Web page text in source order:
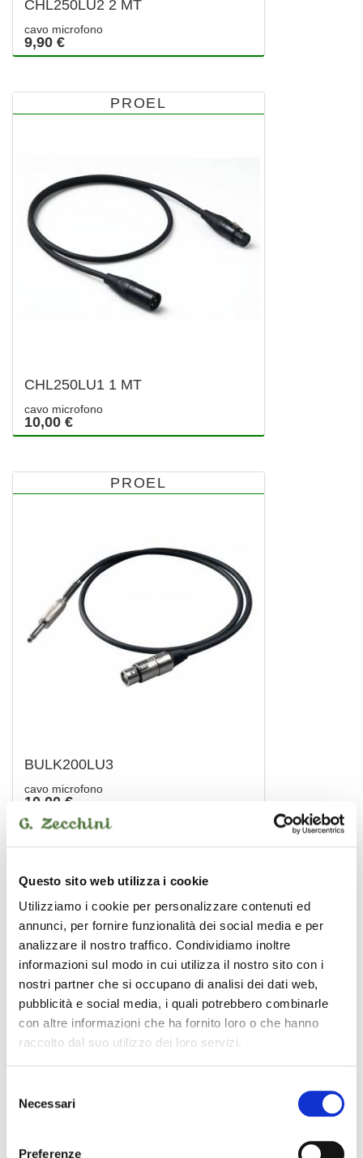
Questo sito web utilizza i cookie
Utilizziamo i cookie per personalizzare contenuti ed
annunci, per fornire funzionalità dei social media e per
analizzare il nostro traffico. Condividiamo inoltre
informazioni sul modo in cui utilizza il nostro sito con i
nostri partner che si occupano di analisi dei dati web,
pubblicità e social media, i quali potrebbero combinarle
con altre informazioni che ha fornito loro o che hanno
raccolto dal suo utilizzo dei loro servizi.
delNecessari
Preferenze
CHL250LU2 2 MT
cavo microfono
9,90 €
PROEL
CHL250LU1 1 MT
cavo microfono
10,00 €
PROEL
BULK200LU3
cavo microfono
10,00 €